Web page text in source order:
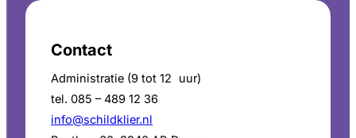
Contact
Administratie (9 tot 12 uur)
tel. 085 – 489 12 36
info@schildklier.nl